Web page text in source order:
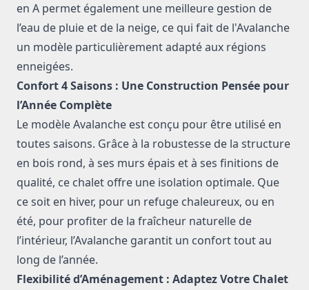
en A permet également une meilleure gestion de
l’eau de pluie et de la neige, ce qui fait de l'Avalanche
un modèle particulièrement adapté aux régions
enneigées.
Confort 4 Saisons : Une Construction Pensée pour
l’Année Complète
Le modèle Avalanche est conçu pour être utilisé en
toutes saisons. Grâce à la robustesse de la structure
en bois rond, à ses murs épais et à ses finitions de
qualité, ce chalet offre une isolation optimale. Que
ce soit en hiver, pour un refuge chaleureux, ou en
été, pour profiter de la fraîcheur naturelle de
l’intérieur, l’Avalanche garantit un confort tout au
long de l’année.
Flexibilité d’Aménagement : Adaptez Votre Chalet